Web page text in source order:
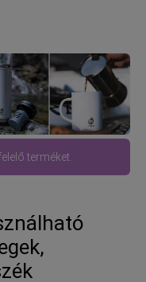
terméket.